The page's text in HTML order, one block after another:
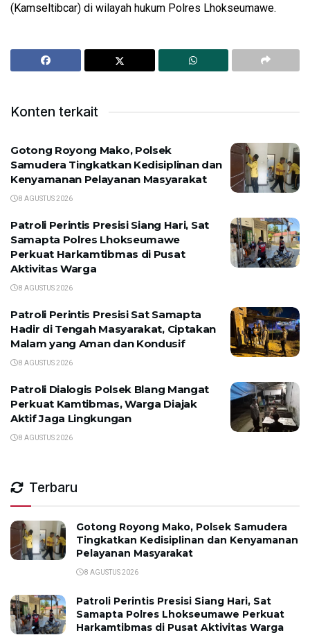
(Kamseltibcar) di wilayah hukum Polres Lhokseumawe.
Konten terkait
Gotong Royong Mako, Polsek
Samudera Tingkatkan Kedisiplinan dan
Kenyamanan Pelayanan Masyarakat
8 AGUSTUS 2026
Patroli Perintis Presisi Siang Hari, Sat
Samapta Polres Lhokseumawe
Perkuat Harkamtibmas di Pusat
Aktivitas Warga
8 AGUSTUS 2026
Patroli Perintis Presisi Sat Samapta
Hadir di Tengah Masyarakat, Ciptakan
Malam yang Aman dan Kondusif
8 AGUSTUS 2026
Patroli Dialogis Polsek Blang Mangat
Perkuat Kamtibmas, Warga Diajak
Aktif Jaga Lingkungan
8 AGUSTUS 2026
Terbaru
Gotong Royong Mako, Polsek Samudera
Tingkatkan Kedisiplinan dan Kenyamanan
Pelayanan Masyarakat
8 AGUSTUS 2026
Patroli Perintis Presisi Siang Hari, Sat
Samapta Polres Lhokseumawe Perkuat
Harkamtibmas di Pusat Aktivitas Warga